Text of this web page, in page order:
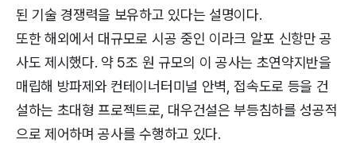
된 기술 경쟁력을 보유하고 있다는 설명이다.
또한 해외에서 대규모로 시공 중인 이라크 알포 신항만 공
사도 제시했다. 약 5조 원 규모의 이 공사는 초연약지반을
매립해 방파제와 컨테이너터미널 안벽, 접속도로 등을 건
설하는 초대형 프로젝트로, 대우건설은 부등침하를 성공적
으로 제어하며 공사를 수행하고 있다.